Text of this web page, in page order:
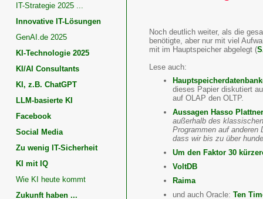
IT-Strategie 2025 ...
Innovative IT-Lösungen
GenAI.de 2025
KI-Technologie 2025
KI/AI Consultants
KI, z.B. ChatGPT
LLM-basierte KI
Facebook
Social Media
Zu wenig IT-Sicherheit
KI mit IQ
Wie KI heute kommt
Zukunft haben ...
Noch deutlich weiter, als die
benötigte, aber nur mit viel
mit im Hauptspeicher abgelegt (
Lese auch:
dieses Papier diskutiert
auf OLAP den OLTP.
Aussagen Hasso
außerhalb des
Programmen auf anderen
dass wir bis zu über
Um den Faktor 30
VoltDB
Raima
und auch Oracle: Ten